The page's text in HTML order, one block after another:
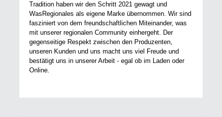
Tradition haben wir den Schritt 2021 gewagt und
WasRegionales als eigene Marke übernommen. Wir sind
fasziniert von dem freundschaftlichen Miteinander, was
mit unserer regionalen Community einhergeht. Der
gegenseitige Respekt zwischen den Produzenten,
unseren Kunden und uns macht uns viel Freude und
bestätigt uns in unserer Arbeit - egal ob im Laden oder
Online.